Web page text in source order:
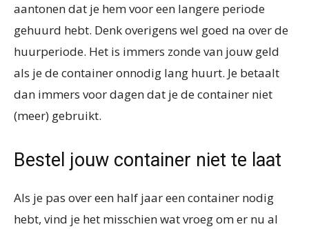
aantonen dat je hem voor een langere periode
gehuurd hebt. Denk overigens wel goed na over de
huurperiode. Het is immers zonde van jouw geld
als je de container onnodig lang huurt. Je betaalt
dan immers voor dagen dat je de container niet
(meer) gebruikt.
Bestel jouw container niet te laat
Als je pas over een half jaar een container nodig
hebt, vind je het misschien wat vroeg om er nu al